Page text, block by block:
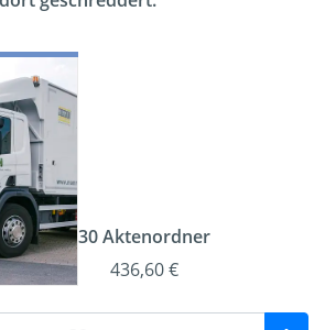
30 Aktenordner
436,60 €